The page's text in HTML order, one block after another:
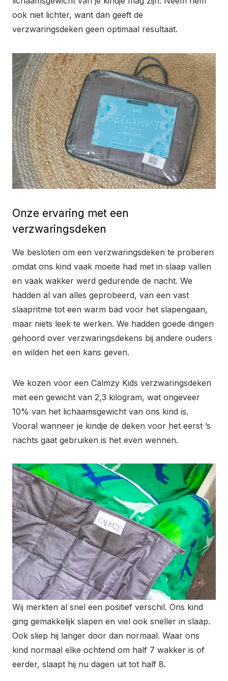
ook niet lichter, want dan geeft de
verzwaringsdeken geen optimaal resultaat.
Onze ervaring met een
verzwaringsdeken
We besloten om een verzwaringsdeken te proberen
omdat ons kind vaak moeite had met in slaap vallen
en vaak wakker werd gedurende de nacht. We
hadden al van alles geprobeerd, van een vast
slaapritme tot een warm bad voor het slapengaan,
maar niets leek te werken. We hadden goede dingen
gehoord over verzwaringsdekens bij andere ouders
en wilden het een kans geven.
We kozen voor een Calmzy Kids verzwaringsdeken
met een gewicht van 2,3 kilogram, wat ongeveer
10% van het lichaamsgewicht van ons kind is.
Vooral wanneer je kindje de deken voor het eerst ’s
nachts gaat gebruiken is het even wennen.
Wij merkten al snel een positief verschil. Ons kind
ging gemakkelijk slapen en viel ook sneller in slaap.
Ook sliep hij langer door dan normaal. Waar ons
kind normaal elke ochtend om half 7 wakker is of
eerder, slaapt hij nu dagen uit tot half 8.